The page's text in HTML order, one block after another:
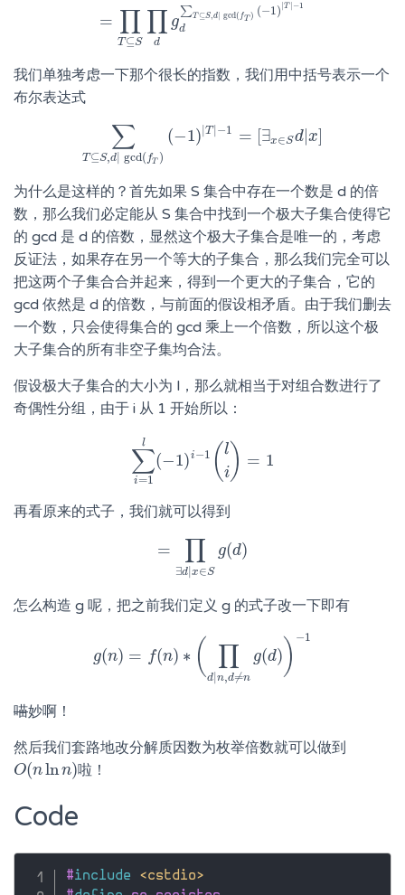
= ∏
T⊆S
∏
d
g
∑T⊆S,d| gcd( fT) (−1) |T| −1
d
=∏ gd∑ T⊆S,d|gcd f
我们单独考虑一下那个很长的指数，我们用中括号表示一个
布尔表达式
∑
T⊆S,d| gcd(fT )
(−1) |T| −1 = [∃x∈Sd| x]
S, fT)(−1) |T|−1= [∃x∈Sd|x
为什么是这样的？首先如果 S 集合中存在一个数是 d 的倍
数，那么我们必定能从 S 集合中找到一个极大子集合使得它
的 gcd 是 d 的倍数，显然这个极大子集合是唯一的，考虑
反证法，如果存在另一个等大的子集合，那么我们完全可以
把这两个子集合合并起来，得到一个更大的子集合，它的
gcd 依然是 d 的倍数，与前面的假设相矛盾。由于我们删去
一个数，只会使得集合的 gcd 乘上一个倍数，所以这个极
大子集合的所有非空子集均合法。
假设极大子集合的大小为 l，那么就相当于对组合数进行了
奇偶性分组，由于 i 从 1 开始所以：
∑
i=1
l
(−1)i−1 ( l
i ) = 1
∑ =1l(−1)i− 1( i =1
再看原来的式子，我们就可以得到
= ∏
∃d |x∈S
g(d)
=∏ ∈Sg(d
怎么构造 g 呢，把之前我们定义 g 的式子改一下即有
g(n) = f(n) ∗ ( ∏
d |n,d≠n
g(d) ) −1
g(n )= f(n)∗ ∏ d g(d))− 1
喵妙啊！
然后我们套路地改分解质因数为枚举倍数就可以做到
O(nlnn)
O(nlnn) 啦！
Code
#include
<cstdio>